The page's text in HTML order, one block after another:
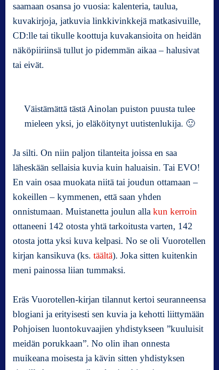
saamaan osansa jo vuosia: kalenteria, taulua,
kuvakirjoja, jatkuvia linkkivinkkejä matkasivuille,
CD:lle tai tikulle koottuja kuvakansioita on heidän
näköpiiriinsä tullut jo pidemmän aikaa – halusivat
tai eivät.
Väistämättä tästä Ainolan puiston puusta tulee
mieleen yksi, jo eläköitynyt uutistenlukija. 🙂
Ja silti. On niin paljon tilanteita joissa en saa
läheskään sellaisia kuvia kuin haluaisin. Tai EVO!
En vain osaa muokata niitä tai joudun ottamaan –
kokeillen – kymmenen, että saan yhden
onnistumaan. Muistanetta joulun allakun kerroin
ottaneeni 142 otosta yhtä tarkoitusta varten, 142
otosta jotta yksi kuva kelpasi. No se oli Vuorotellen
kirjan kansikuva (ks.täältä). Joka sitten kuitenkin
meni painossa liian tummaksi.
Eräs Vuorotellen-kirjan tilannut kertoi seuranneensa
blogiani ja erityisesti sen kuvia ja kehotti liittymään
Pohjoisen luontokuvaajien yhdistykseen ”kuuluisit
meidän porukkaan”. No olin ihan onnesta
muikeana moisesta ja kävin sitten yhdistyksen